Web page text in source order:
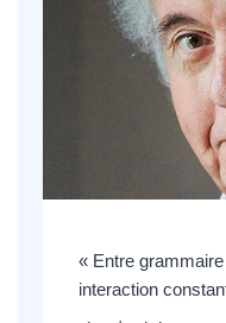
« Entre
interaction